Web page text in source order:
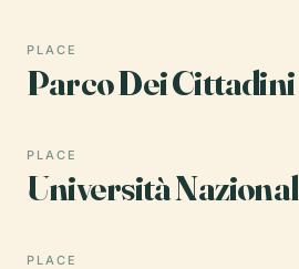
PLACE
Parco Dei
PLACE
Università
PLACE